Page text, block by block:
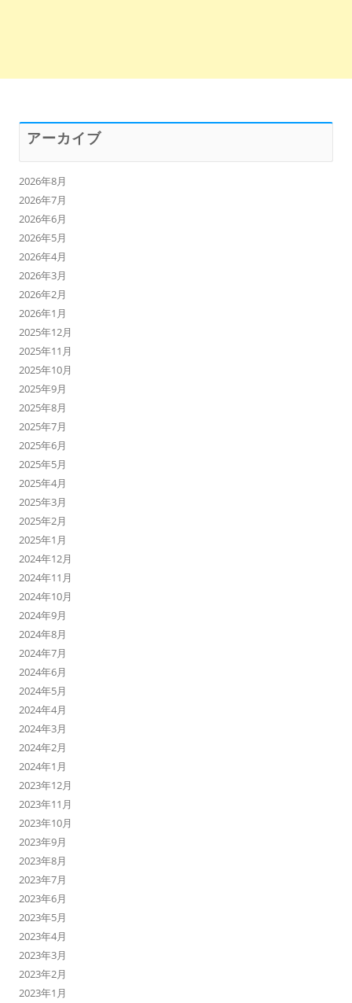
アーカイブ
2026年8月
2026年7月
2026年6月
2026年5月
2026年4月
2026年3月
2026年2月
2026年1月
2025年12月
2025年11月
2025年10月
2025年9月
2025年8月
2025年7月
2025年6月
2025年5月
2025年4月
2025年3月
2025年2月
2025年1月
2024年12月
2024年11月
2024年10月
2024年9月
2024年8月
2024年7月
2024年6月
2024年5月
2024年4月
2024年3月
2024年2月
2024年1月
2023年12月
2023年11月
2023年10月
2023年9月
2023年8月
2023年7月
2023年6月
2023年5月
2023年4月
2023年3月
2023年2月
2023年1月